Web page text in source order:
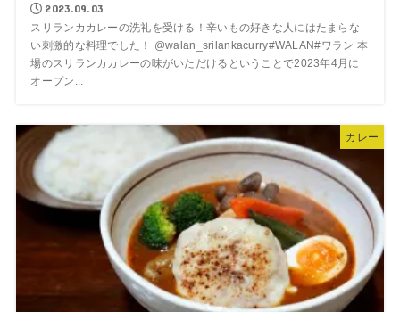
2023.09.03
スリランカカレーの洗礼を受ける！辛いもの好きな人にはたまらな
い刺激的な料理でした！ @walan_srilankacurry#WALAN#ワラン 本
場のスリランカカレーの味がいただけるということで2023年4月に
オープン...
カレー